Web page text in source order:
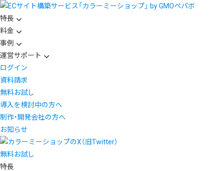
特長
料金
事例
運営サポート
ログイン
資料請求
無料お試し
導入を検討中の方へ
制作・開発会社の方へ
お知らせ
無料お試し
特長